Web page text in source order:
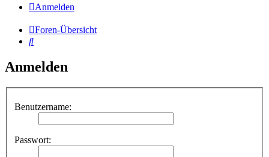
Anmelden
Foren-Übersicht
Suche
Anmelden
Benutzername:
Passwort: